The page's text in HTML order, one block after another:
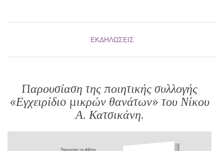
ΕΚΔΗΛΏΣΕΙΣ
Παρουσίαση της ποιητικής συλλογής
«Εγχειρίδιo μικρών θανάτων» του Νίκου
Α. Κατσικάνη.